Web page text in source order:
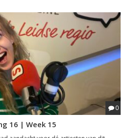
0
16 | Week 15